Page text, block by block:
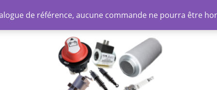
de référence, aucune commande ne pourra être